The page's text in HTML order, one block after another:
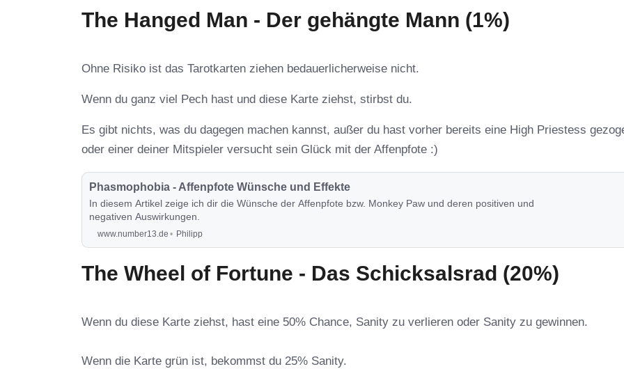
The Hanged Man - Der gehängte Mann (1%)
Ohne Risiko ist das Tarotkarten ziehen bedauerlicherweise nicht.
Wenn du ganz viel Pech hast und diese Karte ziehst, stirbst du.
Es gibt nichts, was du dagegen machen kannst, außer du hast vorher bereits eine High Priestess
oder einer deiner Mitspieler versucht sein Glück mit der Affenpfote :)
Phasmophobia - Affenpfote Wünsche und Effekte
In diesem Artikel zeige ich dir die Wünsche der Affenpfote bzw. Monkey Paw und deren positiven und
negativen Auswirkungen.
www.number13.de Philipp
The Wheel of Fortune - Das Schicksalsrad (20%)
Wenn du diese Karte ziehst, hast eine 50% Chance, Sanity zu verlieren oder Sanity zu gewinnen.
Wenn die Karte grün ist, bekommst du 25% Sanity.